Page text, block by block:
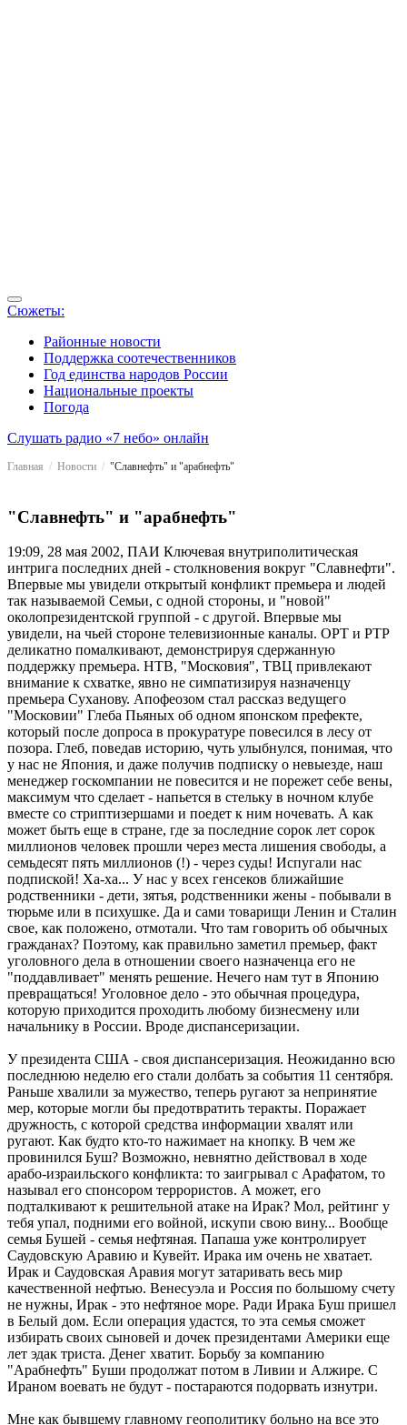
Сюжеты:
Районные новости
Поддержка соотечественников
Год единства народов России
Национальные проекты
Погода
Слушать радио «7 небо» онлайн
Главная Новости "Славнефть" и "арабнефть"
"Славнефть" и "арабнефть"
19:09, 28 мая 2002, ПАИ Ключевая внутриполитическая
интрига последних дней - столкновения вокруг "Славнефти".
Впервые мы увидели открытый конфликт премьера и людей
так называемой Семьи, с одной стороны, и "новой"
околопрезидентской группой - с другой. Впервые мы
увидели, на чьей стороне телевизионные каналы. ОРТ и РТР
деликатно помалкивают, демонстрируя сдержанную
поддержку премьера. НТВ, "Московия", ТВЦ привлекают
внимание к схватке, явно не симпатизируя назначенцу
премьера Суханову. Апофеозом стал рассказ ведущего
"Московии" Глеба Пьяных об одном японском префекте,
который после допроса в прокуратуре повесился в лесу от
позора. Глеб, поведав историю, чуть улыбнулся, понимая, что
у нас не Япония, и даже получив подписку о невыезде, наш
менеджер госкомпании не повесится и не порежет себе вены,
максимум что сделает - напьется в стельку в ночном клубе
вместе со стриптизершами и поедет к ним ночевать. А как
может быть еще в стране, где за последние сорок лет сорок
миллионов человек прошли через места лишения свободы, а
семьдесят пять миллионов (!) - через суды! Испугали нас
подпиской! Ха-ха... У нас у всех генсеков ближайшие
родственники - дети, зятья, родственники жены - побывали в
тюрьме или в психушке. Да и сами товарищи Ленин и Сталин
свое, как положено, отмотали. Что там говорить об обычных
гражданах? Поэтому, как правильно заметил премьер, факт
уголовного дела в отношении своего назначенца его не
"поддавливает" менять решение. Нечего нам тут в Японию
превращаться! Уголовное дело - это обычная процедура,
которую приходится проходить любому бизнесмену или
начальнику в России. Вроде диспансеризации.
У президента США - своя диспансеризация. Неожиданно всю
последнюю неделю его стали долбать за события 11 сентября.
Раньше хвалили за мужество, теперь ругают за непринятие
мер, которые могли бы предотвратить теракты. Поражает
дружность, с которой средства информации хвалят или
ругают. Как будто кто-то нажимает на кнопку. В чем же
провинился Буш? Возможно, невнятно действовал в ходе
арабо-израильского конфликта: то заигрывал с Арафатом, то
называл его спонсором террористов. А может, его
подталкивают к решительной атаке на Ирак? Мол, рейтинг у
тебя упал, подними его войной, искупи свою вину... Вообще
семья Бушей - семья нефтяная. Папаша уже контролирует
Саудовскую Аравию и Кувейт. Ирака им очень не хватает.
Ирак и Саудовская Аравия могут затаривать весь мир
качественной нефтью. Венесуэла и Россия по большому счету
не нужны, Ирак - это нефтяное море. Ради Ирака Буш пришел
в Белый дом. Если операция удастся, то эта семья сможет
избирать своих сыновей и дочек президентами Америки еще
лет эдак триста. Денег хватит. Борьбу за компанию
"Арабнефть" Буши продолжат потом в Ливии и Алжире. С
Ираном воевать не будут - постараются подорвать изнутри.
Мне как бывшему главному геополитику больно на все это